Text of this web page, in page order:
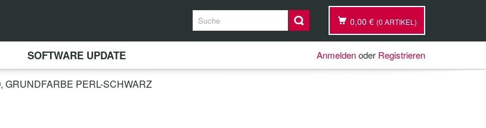
0,00 € (0 ARTIKEL)
SOFTWARE UPDATE Anmeldenoder Registrieren
PERL-SCHWARZ